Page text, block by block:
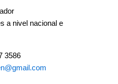
a nivel nacional e
3586